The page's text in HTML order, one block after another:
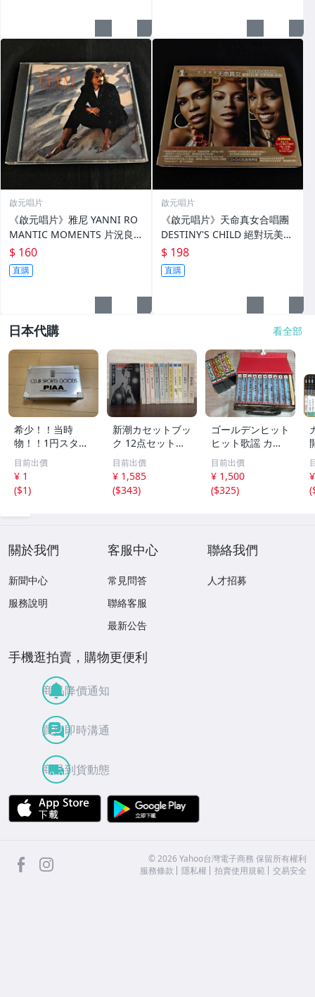
啟元唱片
《啟元唱片》雅尼 YANNI RO
MANTIC MOMENTS 片況良
好
$ 160
直購
啟元唱片
《啟元唱片》天命真女合唱團
DESTINY'S CHILD 絕對玩美
冠軍精選+新曲 #1'S 亞洲限定
盤,有紙盒+DVD+回函卡 輕微
細紋
$ 198
直購
日本代購 看全部
希少！！当時
物！！1円スター
ト売り切り！！PI
AA CLUB SPORT
S GOODS アルミ
ケース 収納
目前出價
¥ 1
($1)
新潮カセットブッ
ク 12点セット
【三島由紀夫／森
外／太宰治／芥川
龍之介／谷崎潤一
郎／宮沢賢治／
目前出價
¥ 1,585
($343)
ゴールデンヒット
ヒット歌謡 カラ
オケ カセットテ
ープ まとめ昭和
レトロ 邦楽 童謡
演歌 17点
目前出價
¥ 1,500
($325)
(
關於我們
新聞中心
服務說明
客服中心
常見問答
聯絡客服
最新公告
聯絡我們
人才招募
手機逛拍賣，購物更便利
商品降價通知
買賣即時溝通
商品到貨動態
APP Store
facebook ©2026 Yahoo台灣電子商務 保留所有權利
服務條款
隱私權 拍賣使用規範 交易安全